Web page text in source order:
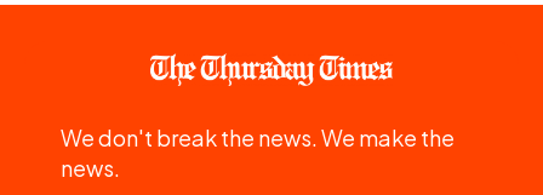
We don't break the news. We make the
news.